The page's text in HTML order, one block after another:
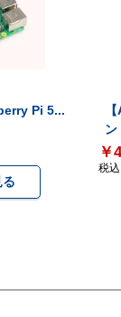
Pi 5...
ン
￥
税